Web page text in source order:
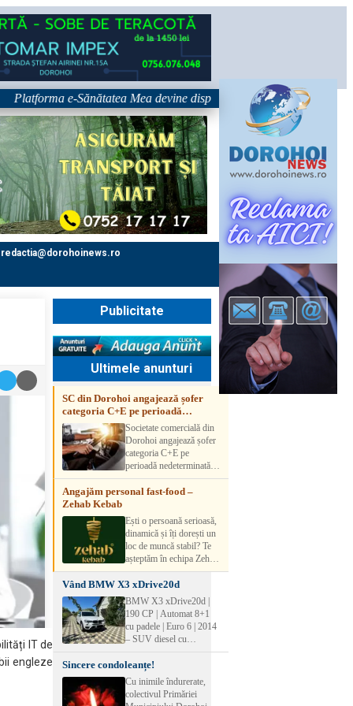
e-Sănătatea Mea devine disponibilă pe 1 septembrie:
redactia@dorohoinews.ro
IT de
engleze
Publicitate
Ultimele anunturi
SC din Dorohoi angajează șofer
categoria C+E pe perioadă
nedeterminatăSocietate comercială din
Dorohoi angajează șofer
categoria C+E pe
perioadă nedeterminată.
Candidatul trebuie să
aibă experiență și atestat
detalii, vă rog să sunați la
numărul de telefon.
Angajăm personal fast-food –
Zehab Kebab
Ești o persoană serioasă,
dinamică și îți dorești un
loc de muncă stabil? Te
așteptăm în echipa Zehab
Kebab! Posturi
disponibile: -
SHAORMAR AJUTOR
BUCATAR 2/posturi -
LUCRATOR
COMERCIAL
OFERIM : Contract de
muncă Program flexibil
Salariu motivant, în
funcție de experienț
Vând BMW X3 xDrive20d
BMW X3 xDrive20d |
190 CP | Automat 8+1
cu padele | Euro 6 | 2014
– SUV diesel cu
perfect pentru cei care
doresc performanță,
confort și siguranță în
orice condiții.
Sincere condoleanțe!
Cu inimile îndurerate,
colectivul Primăriei